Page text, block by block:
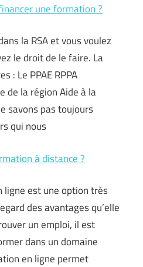
une formation ?
la RSA et vous voulez
le droit de le faire. La
: Le PPAE RPPA
de la région Aide à la
savons pas toujours
qui nous
à distance ?
ligne est une option très
des avantages qu’elle
un emploi, il est
dans un domaine
en ligne permet